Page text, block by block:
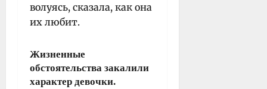
волуясь, сказала, как она
их любит.
Жизненные
обстоятельства закалили
характер девочки.